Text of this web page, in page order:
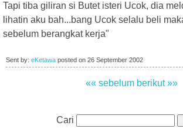
Tapi tiba giliran si Butet isteri Ucok, dia
lihatin aku bah...bang Ucok selalu beli
sebelum berangkat kerja"
Sent by: eKetawa posted on 26 September 2002
«« sebelum berikut »»
Cari